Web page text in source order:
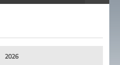
2026